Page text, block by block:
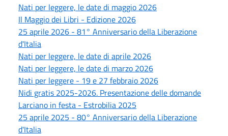
Nati per leggere, le date di maggio 2026
Il Maggio dei Libri - Edizione 2026
25 aprile 2026 - 81° Anniversario della Liberazione
d'Italia
Nati per leggere, le date di aprile 2026
Nati per leggere, le date di marzo 2026
Nati per leggere - 19 e 27 febbraio 2026
Nidi gratis 2025-2026. Presentazione delle domande
Larciano in festa - Estrobilia 2025
25 aprile 2025 - 80° Anniversario della Liberazione
d'Italia